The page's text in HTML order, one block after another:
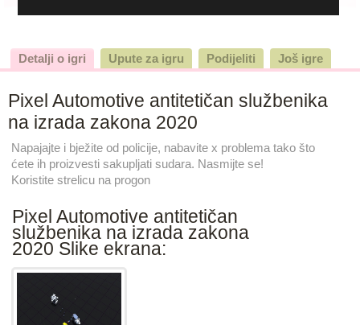
Detalji o igri Upute za igru Podijeliti Još igre
Pixel Automotive antitetičan službenika
na izrada zakona 2020
Napajajte i bježite od policije, nabavite x problema tako što
ćete ih proizvesti sakupljati sudara. Nasmijte se!
Koristite strelicu na progon
Pixel Automotive antitetičan
službenika na izrada zakona
2020 Slike ekrana: